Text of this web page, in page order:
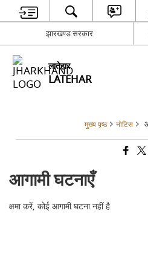
झारखण्ड सरकार
लातेहार
LATEHAR
मुख्य पृष्ठ नोटिस
आगामी घटनाएँ
क्षमा करें, कोई आगामी घटना नहीं है